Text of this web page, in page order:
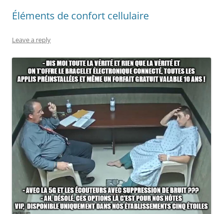
Éléments de confort cellulaire
Leave a reply